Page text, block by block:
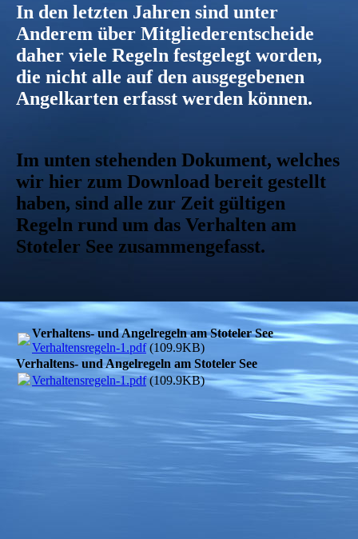
In den letzten Jahren sind unter
Anderem über Mitgliederentscheide
daher viele Regeln festgelegt worden,
die nicht alle auf den ausgegebenen
Angelkarten erfasst werden können.
Im unten stehenden Dokument, welches
wir hier zum Download bereit gestellt
haben, sind alle zur Zeit gültigen
Regeln rund um das Verhalten am
Stoteler See zusammengefasst.
Verhaltens- und Angelregeln am Stoteler See
Verhaltensregeln-1.pdf(109.9KB)
Verhaltens- und Angelregeln am Stoteler See
Verhaltensregeln-1.pdf(109.9KB)